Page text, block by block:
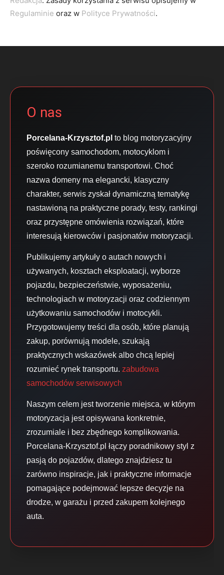
Regulaminie oraz w Polityce Prywatności.
O nas
Porcelana-Krzysztof.pl to blog motoryzacyjny
poświęcony samochodom, motocyklom i
szeroko rozumianemu transportowi. Choć
nazwa domeny ma elegancki, klasyczny
charakter, serwis zyskał dynamiczną tematykę
nastawioną na praktyczne porady, testy, rankingi
oraz przystępne omówienia rozwiązań, które
interesują kierowców i pasjonatów motoryzacji.
Publikujemy artykuły o autach nowych i
używanych, kosztach eksploatacji, wyborze
pojazdu, bezpieczeństwie, wyposażeniu,
technologiach w motoryzacji oraz codziennym
użytkowaniu samochodów i motocykli.
Przygotowujemy treści dla osób, które planują
zakup, porównują modele, szukają
praktycznych wskazówek albo chcą lepiej
rozumieć rynek transportu. zabudowa
samochodów serwisowych
Naszym celem jest tworzenie miejsca, w którym
motoryzacja jest opisywana konkretnie,
zrozumiale i bez zbędnego komplikowania.
Porcelana-Krzysztof.pl łączy poradnikowy styl z
pasją do pojazdów, dlatego znajdziesz tu
zarówno inspiracje, jak i praktyczne informacje
pomagające podejmować lepsze decyzje na
drodze, w garażu i przed zakupem kolejnego
auta.